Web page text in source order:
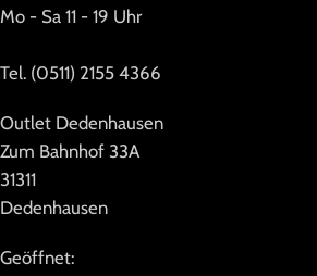
Mo - Sa 11 - 19 Uhr
Tel. (0511) 2155 4366
Outlet Dedenhausen
Zum Bahnhof 33A
31311
Dedenhausen
Geöffnet: